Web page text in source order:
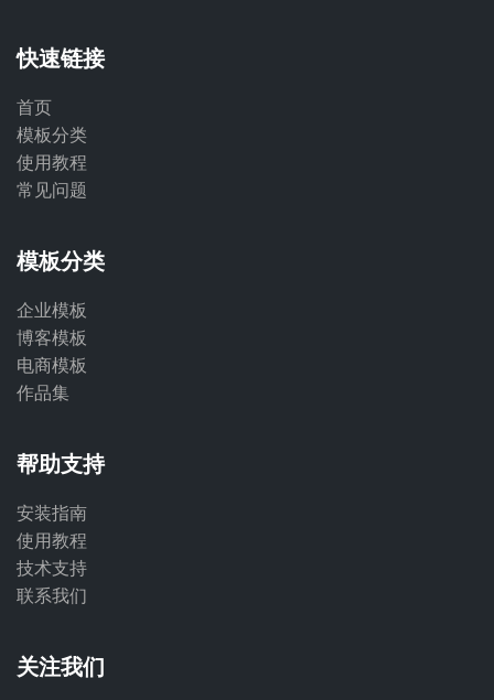
快速链接
首页
模板分类
使用教程
常见问题
模板分类
企业模板
博客模板
电商模板
作品集
帮助支持
安装指南
使用教程
技术支持
联系我们
关注我们